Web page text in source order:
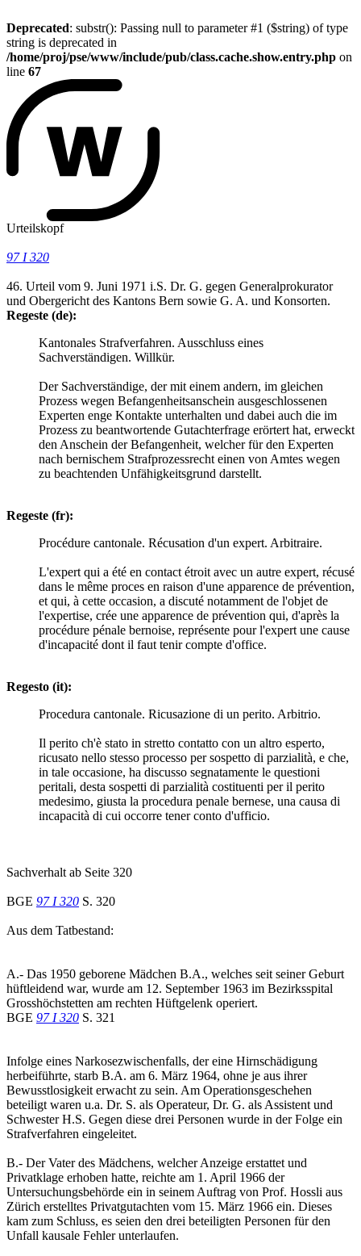
Deprecated: substr(): Passing null to parameter #1 ($string) of type
string is deprecated in
/home/proj/pse/www/include/pub/class.cache.show.entry.php on
line 67
Urteilskopf
97 I 320
46. Urteil vom 9. Juni 1971 i.S. Dr. G. gegen Generalprokurator
und Obergericht des Kantons Bern sowie G. A. und Konsorten.
Regeste (de):
Kantonales Strafverfahren. Ausschluss eines
Sachverständigen. Willkür.
Der Sachverständige, der mit einem andern, im gleichen
Prozess wegen Befangenheitsanschein ausgeschlossenen
Experten enge Kontakte unterhalten und dabei auch die im
Prozess zu beantwortende Gutachterfrage erörtert hat, erweckt
den Anschein der Befangenheit, welcher für den Experten
nach bernischem Strafprozessrecht einen von Amtes wegen
zu beachtenden Unfähigkeitsgrund darstellt.
Regeste (fr):
Procédure cantonale. Récusation d'un expert. Arbitraire.
L'expert qui a été en contact étroit avec un autre expert, récusé
dans le même proces en raison d'une apparence de prévention,
et qui, à cette occasion, a discuté notamment de l'objet de
l'expertise, crée une apparence de prévention qui, d'après la
procédure pénale bernoise, représente pour l'expert une cause
d'incapacité dont il faut tenir compte d'office.
Regesto (it):
Procedura cantonale. Ricusazione di un perito. Arbitrio.
Il perito ch'è stato in stretto contatto con un altro esperto,
ricusato nello stesso processo per sospetto di parzialità, e che,
in tale occasione, ha discusso segnatamente le questioni
peritali, desta sospetti di parzialità costituenti per il perito
medesimo, giusta la procedura penale bernese, una causa di
incapacità di cui occorre tener conto d'ufficio.
Sachverhalt ab Seite 320
BGE 97 I 320 S. 320
Aus dem Tatbestand:
A.- Das 1950 geborene Mädchen B.A., welches seit seiner Geburt
hüftleidend war, wurde am 12. September 1963 im Bezirksspital
Grosshöchstetten am rechten Hüftgelenk operiert.
BGE 97 I 320 S. 321
Infolge eines Narkosezwischenfalls, der eine Hirnschädigung
herbeiführte, starb B.A. am 6. März 1964, ohne je aus ihrer
Bewusstlosigkeit erwacht zu sein. Am Operationsgeschehen
beteiligt waren u.a. Dr. S. als Operateur, Dr. G. als Assistent und
Schwester H.S. Gegen diese drei Personen wurde in der Folge ein
Strafverfahren eingeleitet.
B.- Der Vater des Mädchens, welcher Anzeige erstattet und
Privatklage erhoben hatte, reichte am 1. April 1966 der
Untersuchungsbehörde ein in seinem Auftrag von Prof. Hossli aus
Zürich erstelltes Privatgutachten vom 15. März 1966 ein. Dieses
kam zum Schluss, es seien den drei beteiligten Personen für den
Unfall kausale Fehler unterlaufen.